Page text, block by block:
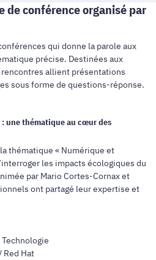
de conférence organisé par
qui donne la parole aux
précise. Destinées aux
allient présentations
sous forme de questions-réponse.
une thématique au cœur des
thématique « Numérique et
les impacts écologiques du
par Mario Cortes-Cornax et
ont partagé leur expertise et
Red Hat